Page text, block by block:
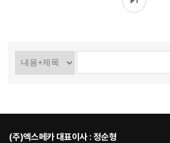
(주)엑스메카 대표이사 : 정순형